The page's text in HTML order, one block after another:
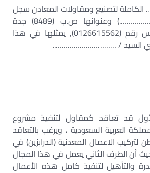
لتصنيع ومقاولات المعادن سجل
تجاري رقم (………………….) وعنوانها ص.ب (8489) جدة
(21482) – تلفاكس رقم (0126615562), يمثلها في هذا
السيد / …………………………..
قد تعاقد كمقاول لتنفيذ مشروع
العربية السعودية ، ويرغب بالتعاقد
الاعمال المعدنية (الدرابزين) في
أن الطرف الثاني يعمل في هذا المجال
والتأهيل لتنفيذ كامل هذه الأعمال